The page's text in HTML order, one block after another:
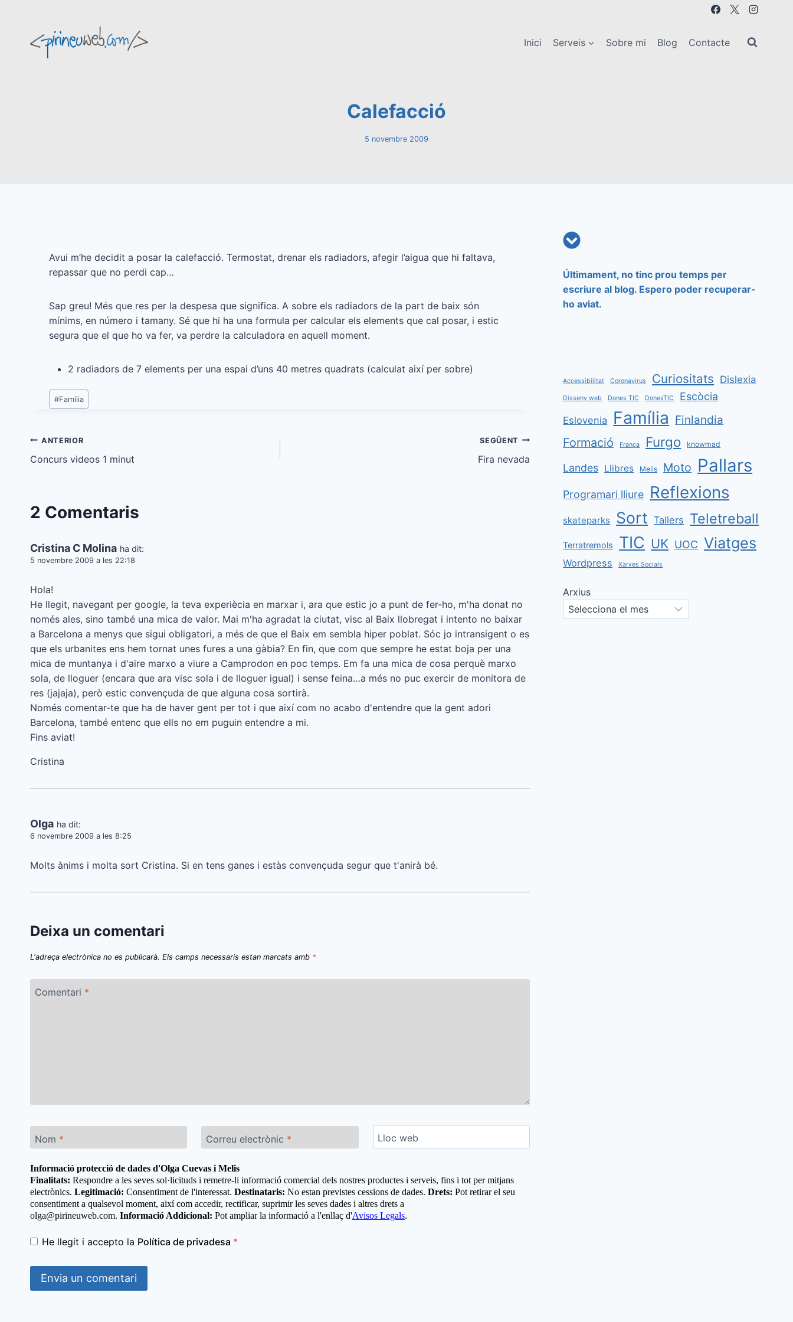
contingut
Inici Serveis Sobre mi Blog Contacte
Calefacció
5 novembre 2009
Avui m’he decidit a posar la calefacció. Termostat, drenar els radiadors, afegir l’aigua que hi faltava,
repassar que no perdi cap…
Sap greu! Més que res per la despesa que significa. A sobre els radiadors de la part de baix són
mínims, en número i tamany. Sé que hi ha una formula per calcular els elements que cal posar, i estic
segura que el que ho va fer, va perdre la calculadora en aquell moment.
2 radiadors de 7 elements per una espai d’uns 40 metres quadrats (calculat així per sobre)
Etiquetes
d'entrada
#Família
Navegació
d'entrades
ANTERIOR
Concurs videos 1 minut
SEGÜENT
Fira nevada
2 Comentaris
Cristina C Molina ha dit:
5 novembre 2009 a les 22:18
Hola!
He llegit, navegant per google, la teva experiècia en marxar i, ara que estic jo a punt de fer-ho, m'ha donat no
només ales, sino també una mica de valor. Mai m'ha agradat la ciutat, visc al Baix llobregat i intento no baixar
a Barcelona a menys que sigui obligatori, a més de que el Baix em sembla hiper poblat. Sóc jo intransigent o es
que els urbanites ens hem tornat unes fures a una gàbia? En fin, que com que sempre he estat boja per una
mica de muntanya i d'aire marxo a viure a Camprodon en poc temps. Em fa una mica de cosa perquè marxo
sola, de lloguer (encara que ara visc sola i de lloguer igual) i sense feina…a més no puc exercir de monitora de
res (jajaja), però estic convençuda de que alguna cosa sortirà.
Només comentar-te que ha de haver gent per tot i que així com no acabo d'entendre que la gent adori
Barcelona, també entenc que ells no em puguin entendre a mi.
Fins aviat!
Cristina
Olga ha dit:
6 novembre 2009 a les 8:25
Molts ànims i molta sort Cristina. Si en tens ganes i estàs convençuda segur que t'anirà bé.
Deixa un comentari
L'adreça electrònica no es publicarà. Els camps necessaris estan marcats amb *
Comentari *
Nom * Correu electrònic * Lloc web
Informació protecció de dades d'Olga Cuevas i Melis
Finalitats: Respondre a les seves sol·licituds i remetre-li informació comercial dels nostres productes i serveis, fins i tot per mitjans
electrònics. Legitimació: Consentiment de l'interessat. Destinataris: No estan previstes cessions de dades. Drets: Pot retirar el seu
consentiment a qualsevol moment, així com accedir, rectificar, suprimir les seves dades i altres drets a
olga@pirineuweb.com. Informació Addicional: Pot ampliar la informació a l'enllaç d'Avisos Legals.
He llegit i accepto la Política de privadesa *
Últimament, no tinc prou temps per
escriure al blog. Espero poder recuperar-
ho aviat.
Accessibilitat Coronavirus Curiositats Dislexia
Disseny web Dones TIC DonesTIC Escòcia
Eslovenia Família Finlandia
Formació França Furgo knowmad
Landes Llibres Melis Moto Pallars
Programari lliure Reflexions
skateparks Sort Tallers Teletreball
Terratremols TIC UK UOC Viatges
Wordpress Xarxes Socials
Arxius